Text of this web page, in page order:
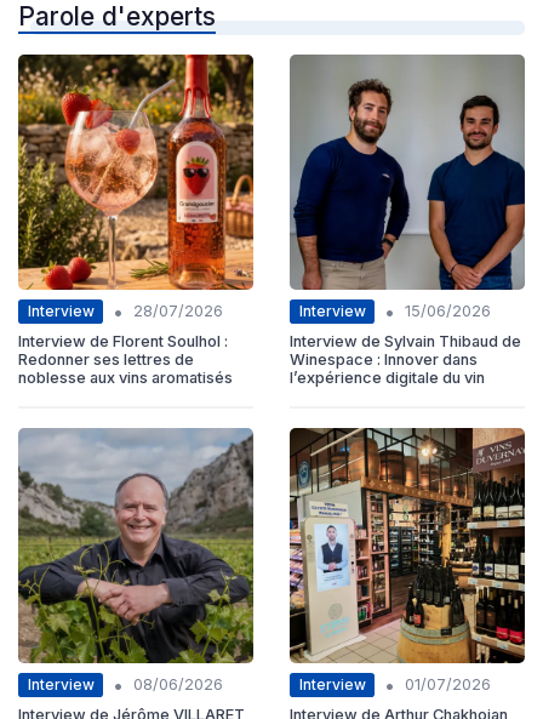
Parole d'experts
Interview •
28/07/2026
Interview de Florent Soulhol :
Redonner ses lettres de
noblesse aux vins aromatisés
Interview •
15/06/2026
Interview de Sylvain Thibaud de
Winespace : Innover dans
l’expérience digitale du vin
Interview •
08/06/2026
Interview de Jérôme VILLARET
Interview •
01/07/2026
Interview de Arthur Chakhoian